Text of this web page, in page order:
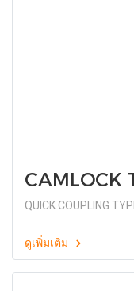
CAMLOCK
QUICK COUPLING
ดูเพิ่มเติม